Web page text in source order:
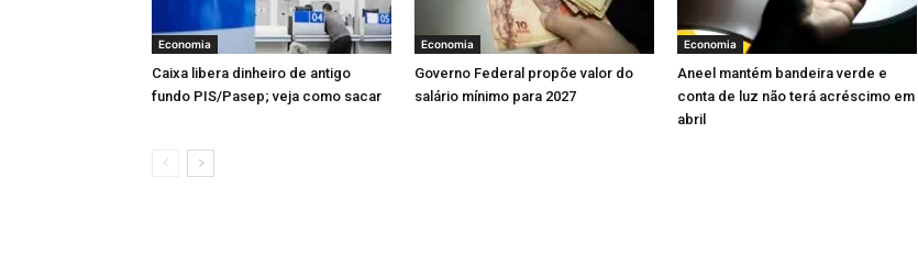
Economia
Caixa libera dinheiro de antigo
fundo PIS/Pasep; veja como sacar
Economia
Governo Federal propõe valor do
salário mínimo para 2027
Economia
Aneel mantém bandeira verde e
conta de luz não terá acréscimo em
abril